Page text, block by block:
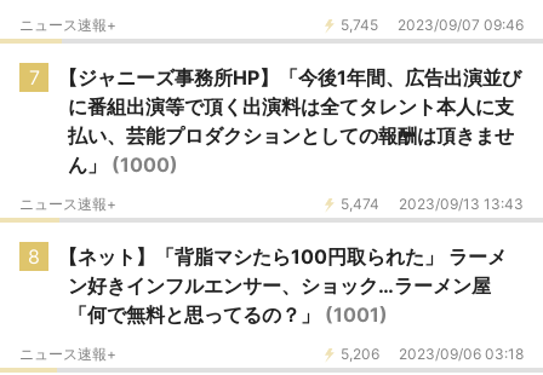
5,745 2023/09/07 09:46
ニュース速報+
7
【ジャニーズ事務所HP】「今後1年間、広告出演並び
に番組出演等で頂く出演料は全てタレント本人に支
払い、芸能プロダクションとしての報酬は頂きませ
ん」 (1000)
5,474 2023/09/13 13:43
ニュース速報+
8
【ネット】「背脂マシたら100円取られた」 ラーメ
ン好きインフルエンサー、ショック…ラーメン屋
「何で無料と思ってるの？」 (1001)
5,206 2023/09/06 03:18
ニュース速報+